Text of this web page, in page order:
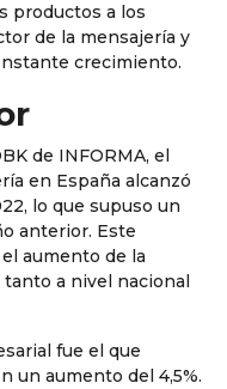
productos a los
de la mensajería y
crecimiento.
de INFORMA, el
en España alcanzó
lo que supuso un
anterior. Este
aumento de la
a nivel nacional
fue el que
un aumento del 4,5%.